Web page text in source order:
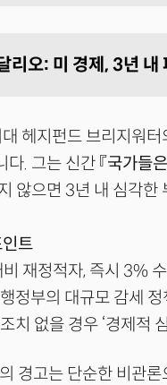
리오: 미 경제, 3년 내
헤지펀드 브리지워
다. 그는 신간 『국가들
않으면 3년 내 심각한
트
재정적자, 즉시 3%
정부의 대규모 감세
치 없을 경우 ‘경제적
경고는 단순한 비관